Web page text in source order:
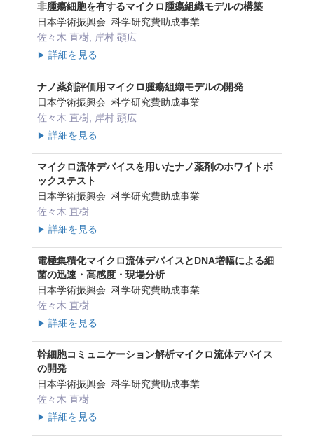
非腫瘍細胞を有するマイクロ腫瘍組織モデルの構築
日本学術振興会 科学研究費助成事業
佐々木 直樹, 岸村 顕広
▶ 詳細を見る
ナノ薬剤評価用マイクロ腫瘍組織モデルの開発
日本学術振興会 科学研究費助成事業
佐々木 直樹, 岸村 顕広
▶ 詳細を見る
マイクロ流体デバイスを用いたナノ薬剤のホワイトボ
ックステスト
日本学術振興会 科学研究費助成事業
佐々木 直樹
▶ 詳細を見る
電極集積化マイクロ流体デバイスとDNA増幅による細
菌の迅速・高感度・現場分析
日本学術振興会 科学研究費助成事業
佐々木 直樹
▶ 詳細を見る
幹細胞コミュニケーション解析マイクロ流体デバイス
の開発
日本学術振興会 科学研究費助成事業
佐々木 直樹
▶ 詳細を見る